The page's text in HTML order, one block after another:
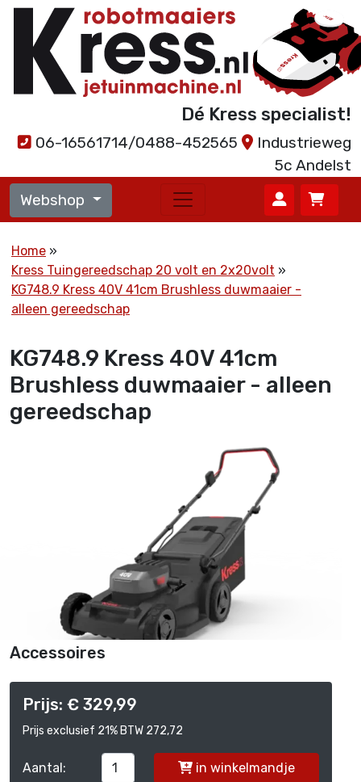
Dé Kress specialist!
06-16561714/0488-452565
Industrieweg
5c Andelst
Webshop
Home
Kress Tuingereedschap 20 volt en 2x20volt
KG748.9 Kress 40V 41cm Brushless duwmaaier -
alleen gereedschap
KG748.9 Kress 40V 41cm
Brushless duwmaaier - alleen
gereedschap
Accessoires
Prijs: € 329,99
Prijs exclusief 21% BTW 272,72
Aantal: in winkelmandje